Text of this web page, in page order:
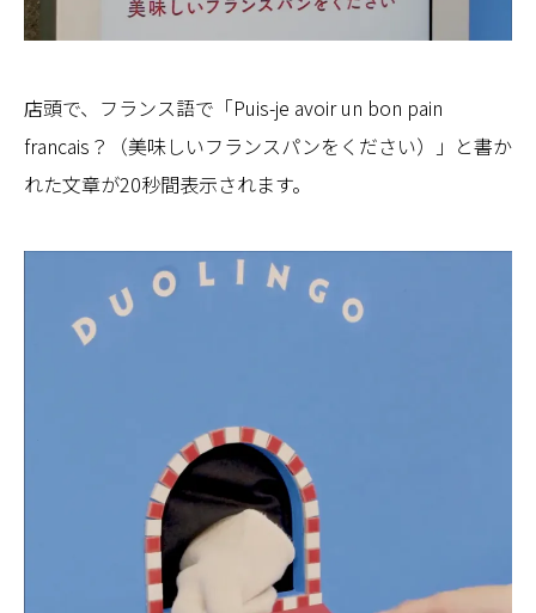
店頭で、フランス語で「Puis-je avoir un bon pain
francais？（美味しいフランスパンをください）」と書か
れた文章が20秒間表示されます。